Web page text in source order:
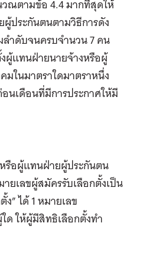
วณตามข้อ 4.4 มากที่สุดให้
ประกันตนตามวิธีการดัง
ำดับจนครบจำนวน 7 คน
ผู้แทนฝ่ายนายจ้างหรือผู้
ในมาตราใดมาตราหนึ่ง
นเดือนที่มีการประกาศให้มี
รือผู้แทนฝ่ายผู้ประกันตน
ยเลขผู้สมัครรับเลือกตั้งเป็น
” ได้ 1 หมายเลข
ด ให้ผู้มีสิทธิเลือกตั้งทำ